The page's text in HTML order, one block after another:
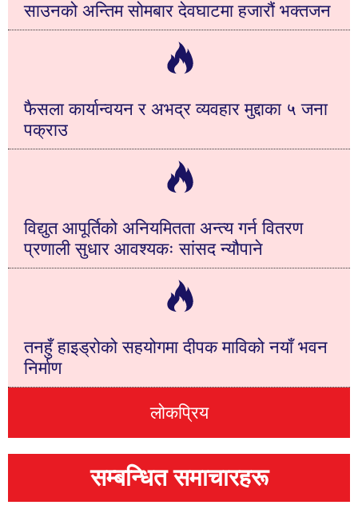
लोकप्रिय
साउनको अन्तिम सोमबार देवघाटमा हजारौं भक्तजन
फैसला कार्यान्वयन र अभद्र व्यवहार मुद्दाका ५ जना
पक्राउ
विद्युत आपूर्तिको अनियमितता अन्त्य गर्न वितरण
प्रणाली सुधार आवश्यकः सांसद न्यौपाने
तनहुँ हाइड्रोको सहयोगमा दीपक माविको नयाँ भवन
निर्माण
सम्बन्धित समाचारहरू